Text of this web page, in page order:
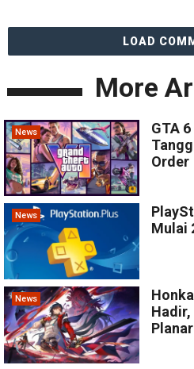
LOAD
More
News
GTA
Order
News
Mulai
News
Hadir,